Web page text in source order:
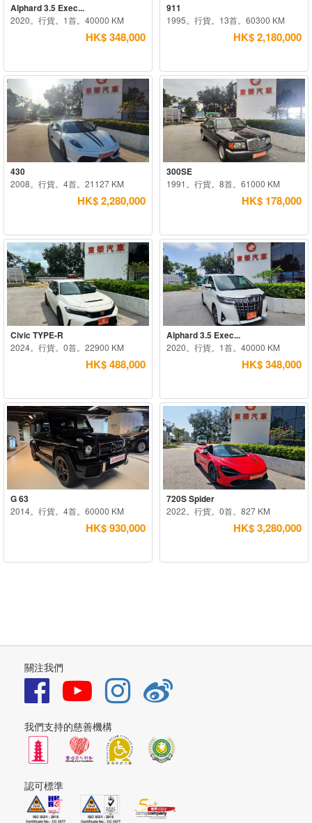
Alphard 3.5 Exec...
2020。行貨。1首。40000 KM
HK$ 348,000
911
1995。行貨。13首。60300 KM
HK$ 2,180,000
430
2008。行貨。4首。21127 KM
HK$ 2,280,000
300SE
1991。行貨。8首。61000 KM
HK$ 178,000
Civic TYPE-R
2024。行貨。0首。22900 KM
HK$ 488,000
Alphard 3.5 Exec...
2020。行貨。1首。40000 KM
HK$ 348,000
G 63
2014。行貨。4首。60000 KM
HK$ 930,000
720S Spider
2022。行貨。0首。827 KM
HK$ 3,280,000
關注我們
我們支持的慈善機構
認可標準